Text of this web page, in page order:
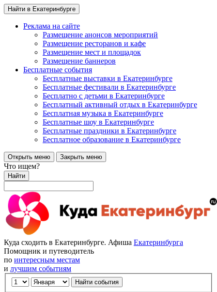
Найти в Екатеринбурге
Реклама на сайте
Размещение анонсов мероприятий
Размещение ресторанов и кафе
Размещение мест и площадок
Размещение баннеров
Бесплатные события
Бесплатные выставки в Екатеринбурге
Бесплатные фестивали в Екатеринбурге
Бесплатно с детьми в Екатеринбурге
Бесплатный активный отдых в Екатеринбурге
Бесплатная музыка в Екатеринбурге
Бесплатные шоу в Екатеринбурге
Бесплатные праздники в Екатеринбурге
Бесплатное образование в Екатеринбурге
Открыть меню Закрыть меню
Что ищем?
Найти
Куда сходить в Екатеринбурге. Афиша Екатеринбурга
Помощник и путеводитель
по интересным местам
и лучшим событиям